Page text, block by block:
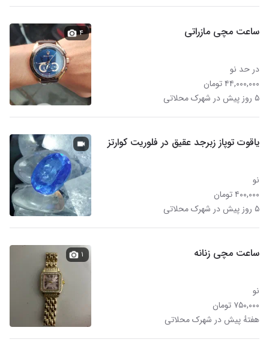
ساعت مچی مازراتی
در حد نو
۴۴,۰۰۰,۰۰۰ تومان
۵ روز پیش در شهرک محلاتی
۴
یاقوت توپاز زبرجد عقیق در فلوریت کوارتز
نو
۴۰۰,۰۰۰ تومان
۵ روز پیش در شهرک محلاتی
ساعت مچی زنانه
نو
۷۵۰,۰۰۰ تومان
هفتهٔ پیش در شهرک محلاتی
۱